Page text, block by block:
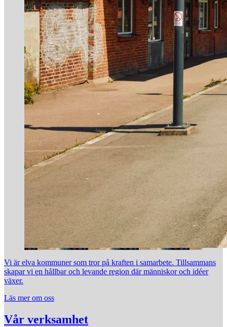
Vi är elva kommuner som tror på kraften i samarbete. Tillsammans
skapar vi en hållbar och levande region där människor och idéer
växer.
Läs mer om oss
Vår verksamhet